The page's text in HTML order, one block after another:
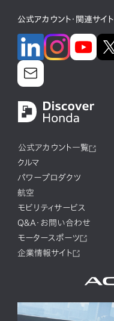
公式アカウント・関連サイト
公式アカウント一覧
クルマ
パワープロダクツ
航空
モビリティサービス
Q&A・お問い合わせ
モータースポーツ
企業情報サイト